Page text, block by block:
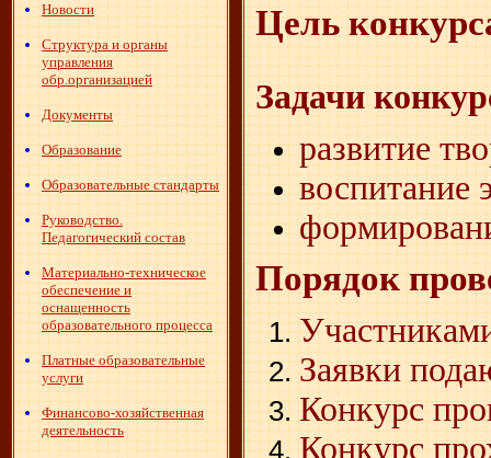
Новости
Структура и органы
управления
обр.организацией
Документы
Образование
Образовательные стандарты
Руководство.
Педагогический состав
Материально-техническое
обеспечение и
оснащенность
образовательного процесса
Платные образовательные
услуги
Финансово-хозяйственная
деятельность
Цель
Задачи
развитие
воспитание
Порядок
Заявки
Конкурс
Конкурс